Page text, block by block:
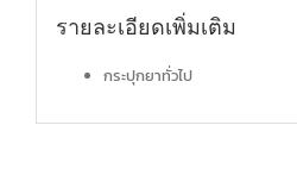
รายละเอียดเพิ่มเติม
กระปุกยาทั่วไป